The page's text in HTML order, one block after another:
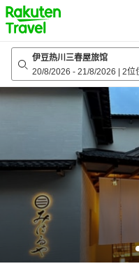
to
top
page
伊豆热川三春屋旅馆
20/8/2026 - 21/8/2026 2位